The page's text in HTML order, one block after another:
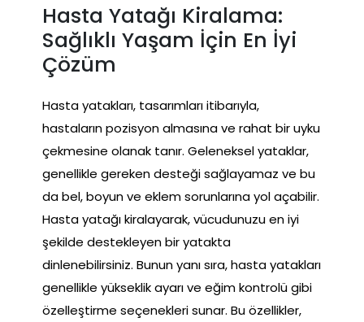
Hasta Yatağı Kiralama:
Sağlıklı Yaşam İçin En İyi
Çözüm
Hasta yatakları, tasarımları itibarıyla,
hastaların pozisyon almasına ve rahat bir uyku
çekmesine olanak tanır. Geleneksel yataklar,
genellikle gereken desteği sağlayamaz ve bu
da bel, boyun ve eklem sorunlarına yol açabilir.
Hasta yatağı kiralayarak, vücudunuzu en iyi
şekilde destekleyen bir yatakta
dinlenebilirsiniz. Bunun yanı sıra, hasta yatakları
genellikle yükseklik ayarı ve eğim kontrolü gibi
özelleştirme seçenekleri sunar. Bu özellikler,